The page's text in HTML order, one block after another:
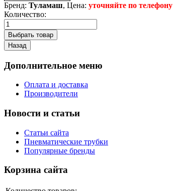
Бренд: Туламаш, Цена: уточняйте по телефону
Количество:
Дополнительное меню
Оплата и доставка
Производители
Новости и статьи
Статьи сайта
Пневматические трубки
Популярные бренды
Корзина сайта